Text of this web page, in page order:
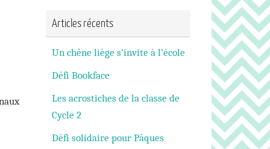
Articles récents
Un chêne liège s’invite à l’école
Défi Bookface
Les acrostiches de la classe de
Cycle 2
Défi solidaire pour Pâques